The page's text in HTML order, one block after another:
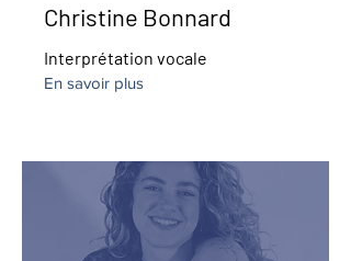
Christine Bonnard
Interprétation vocale
En savoir plus